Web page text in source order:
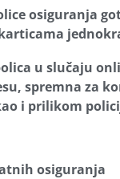
osiguranja
u slučaju
spremna za
i prilikom
osiguranja